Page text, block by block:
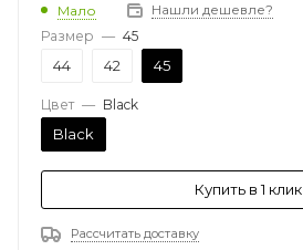
Мало
Нашли дешевле?
Размер — 45
44 42 45
Цвет — Black
Black
Купить в 1 клик
Рассчитать доставку